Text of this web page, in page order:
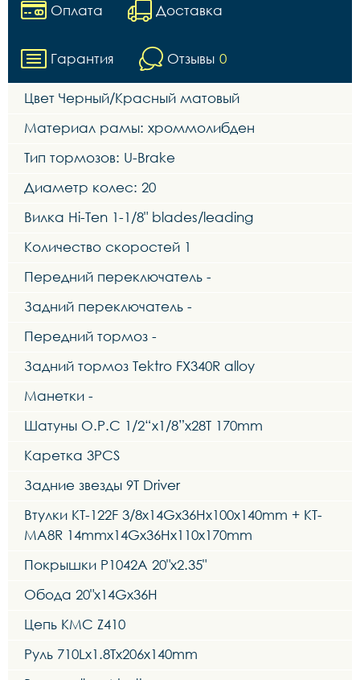
Оплата Доставка
Гарантия Отзывы 0
Цвет Черный/Красный матовый
Материал рамы: хроммолибден
Тип тормозов: U-Brake
Диаметр колес: 20
Вилка Hi-Ten 1-1/8" blades/leading
Количество скоростей 1
Передний переключатель -
Задний переключатель -
Передний тормоз -
Задний тормоз Tektro FX340R alloy
Манетки -
Шатуны O.P.C 1/2“x1/8”x28T 170mm
Каретка 3PCS
Задние звезды 9Т Driver
Втулки KT-122F 3/8x14Gx36Hx100x140mm + KT-
MA8R 14mmx14Gx36Hx110x170mm
Покрышки P1042A 20"x2.35"
Обода 20"x14Gx36H
Цепь KMC Z410
Руль 710Lx1.8Tx206x140mm